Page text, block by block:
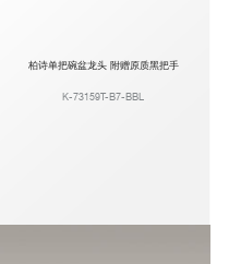
柏诗单把碗盆龙头 附赠原质黑把手
K-73159T-B7-BBL